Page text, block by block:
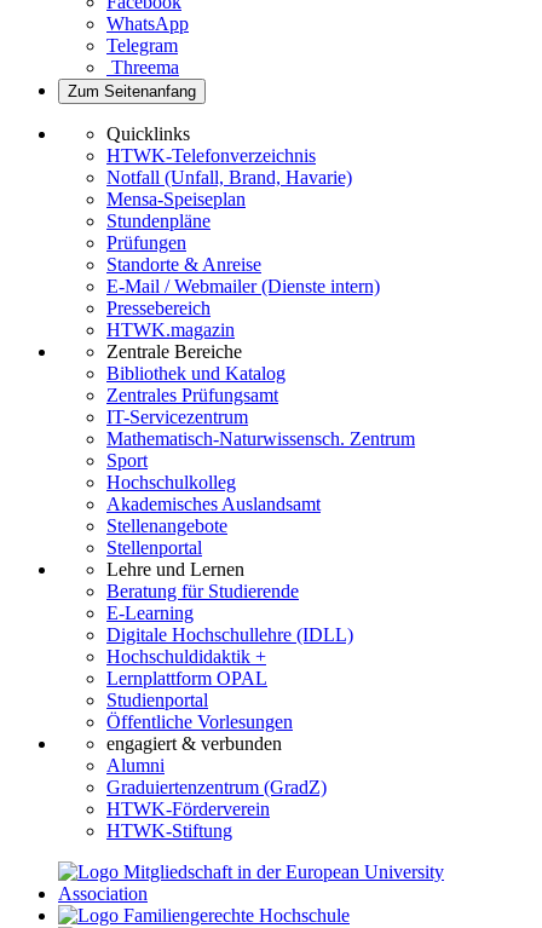
WhatsApp
Telegram
Threema
Zum Seitenanfang
Quicklinks
HTWK-Telefonverzeichnis
Notfall (Unfall, Brand, Havarie)
Mensa-Speiseplan
Stundenpläne
Prüfungen
Standorte & Anreise
E-Mail / Webmailer (Dienste intern)
Pressebereich
HTWK.magazin
Zentrale Bereiche
Bibliothek und Katalog
Zentrales Prüfungsamt
IT-Servicezentrum
Mathematisch-Naturwissensch. Zentrum
Sport
Hochschulkolleg
Akademisches Auslandsamt
Stellenangebote
Stellenportal
Lehre und Lernen
Beratung für Studierende
E-Learning
Digitale Hochschullehre (IDLL)
Hochschuldidaktik +
Lernplattform OPAL
Studienportal
Öffentliche Vorlesungen
engagiert & verbunden
Alumni
Graduiertenzentrum (GradZ)
HTWK-Förderverein
HTWK-Stiftung